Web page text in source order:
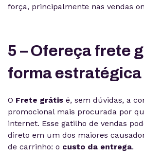
força, principalmente nas vendas
5 – Ofereça frete
forma estratégica
O Frete grátis é, sem dúvidas, a
promocional mais procurada por
internet. Esse gatilho de vendas
direto em um dos maiores
de carrinho: o custo da entrega.